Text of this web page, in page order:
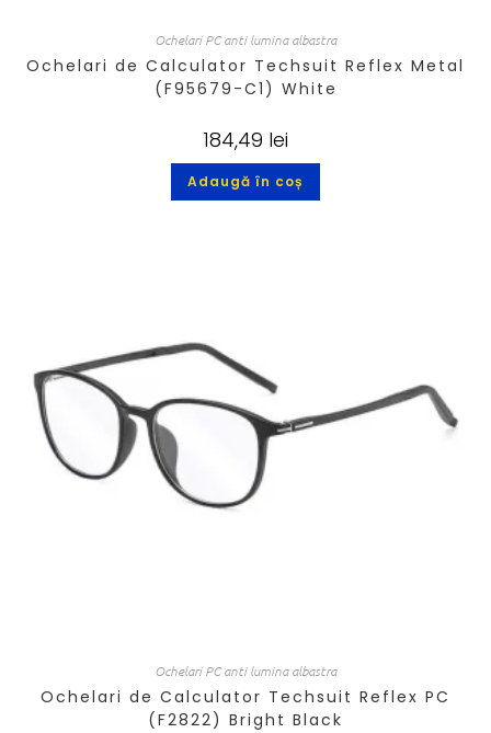
Ochelari PC anti lumina albastra
Ochelari de Calculator Techsuit Reflex Metal
(F95679-C1) White
184,49 lei
Adaugă în coș
Ochelari PC anti lumina albastra
Ochelari de Calculator Techsuit Reflex PC
(F2822) Bright Black